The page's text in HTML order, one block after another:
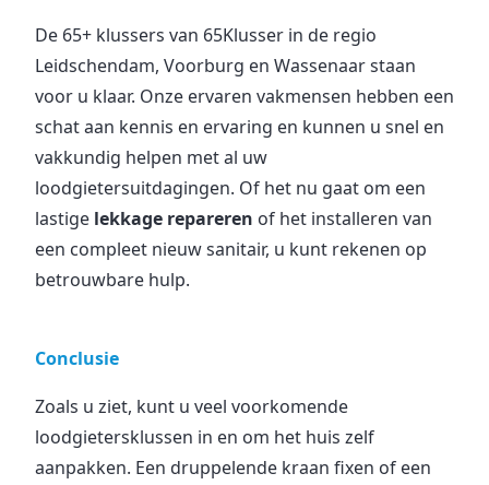
De 65+ klussers van 65Klusser in de regio
Leidschendam, Voorburg en Wassenaar staan
voor u klaar. Onze ervaren vakmensen hebben een
schat aan kennis en ervaring en kunnen u snel en
vakkundig helpen met al uw
loodgietersuitdagingen. Of het nu gaat om een
lastige lekkage repareren of het installeren van
een compleet nieuw sanitair, u kunt rekenen op
betrouwbare hulp.
Conclusie
Zoals u ziet, kunt u veel voorkomende
loodgietersklussen in en om het huis zelf
aanpakken. Een druppelende kraan fixen of een